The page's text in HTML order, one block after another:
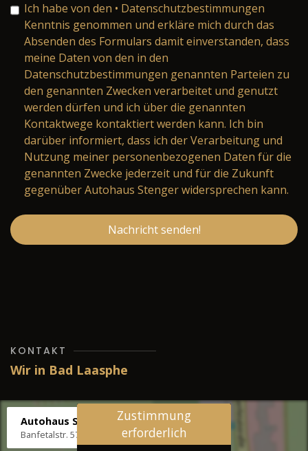
Ich habe von den • Datenschutzbestimmungen
Kenntnis genommen und erkläre mich durch das
Absenden des Formulars damit einverstanden, dass
meine Daten von den in den
Datenschutzbestimmungen genannten Parteien zu
den genannten Zwecken verarbeitet und genutzt
werden dürfen und ich über die genannten
Kontaktwege kontaktiert werden kann. Ich bin
darüber informiert, dass ich der Verarbeitung und
Nutzung meiner personenbezogenen Daten für die
genannten Zwecke jederzeit und für die Zukunft
gegenüber Autohaus Stenger widersprechen kann.
Nachricht senden!
KONTAKT
Wir in Bad Laasphe
Autohaus Stenger
Banfetalstr. 57, 57334 Bad Laasphe
Zustimmung
erforderlich